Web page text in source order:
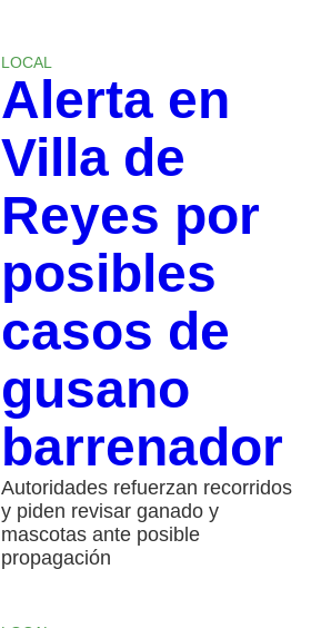
LOCAL
Alerta en
Villa de
Reyes por
posibles
casos de
gusano
barrenador
Autoridades refuerzan recorridos
y piden revisar ganado y
mascotas ante posible
propagación